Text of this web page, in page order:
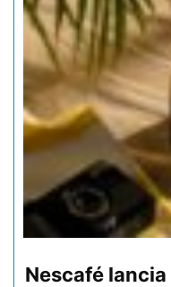
Nescafé lancia